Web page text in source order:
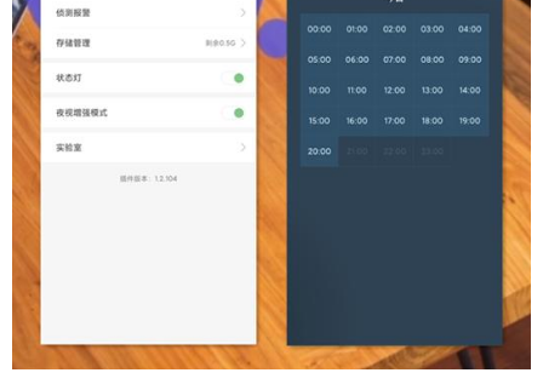
果的Siri进行无间断对话的视频，而其中最让笔者大
笑的一段话是： 这样的一段对话虽然是通过视频剪
辑来实现的，但也直接证明了我们可以通过设定的
语句来设置不同的回答，而这样新奇又开脑洞的玩
法，绝对是一般人想不到的，有小爱同学的朋友不
妨来试一下吧，反正笔者已经在进行试验了。 三、
“惊喜”脑洞 除了这些小爱同学还可以根据我们每个
人的喜好自定义唤醒名称，而接下来给大家分享一
件笔者与小爱发生的惊悚事件，某天夜里，小爱突
然自动唤醒并发出一声跟着说出模仿”女鬼的叫声“，
接下来小爱音箱发出的声音真得让笔者胆战心惊，
有兴趣的朋友不妨唤醒你的小爱，让它模仿”女鬼的
叫声，看会发出什么样的惊喜，声明：胆小者请勿